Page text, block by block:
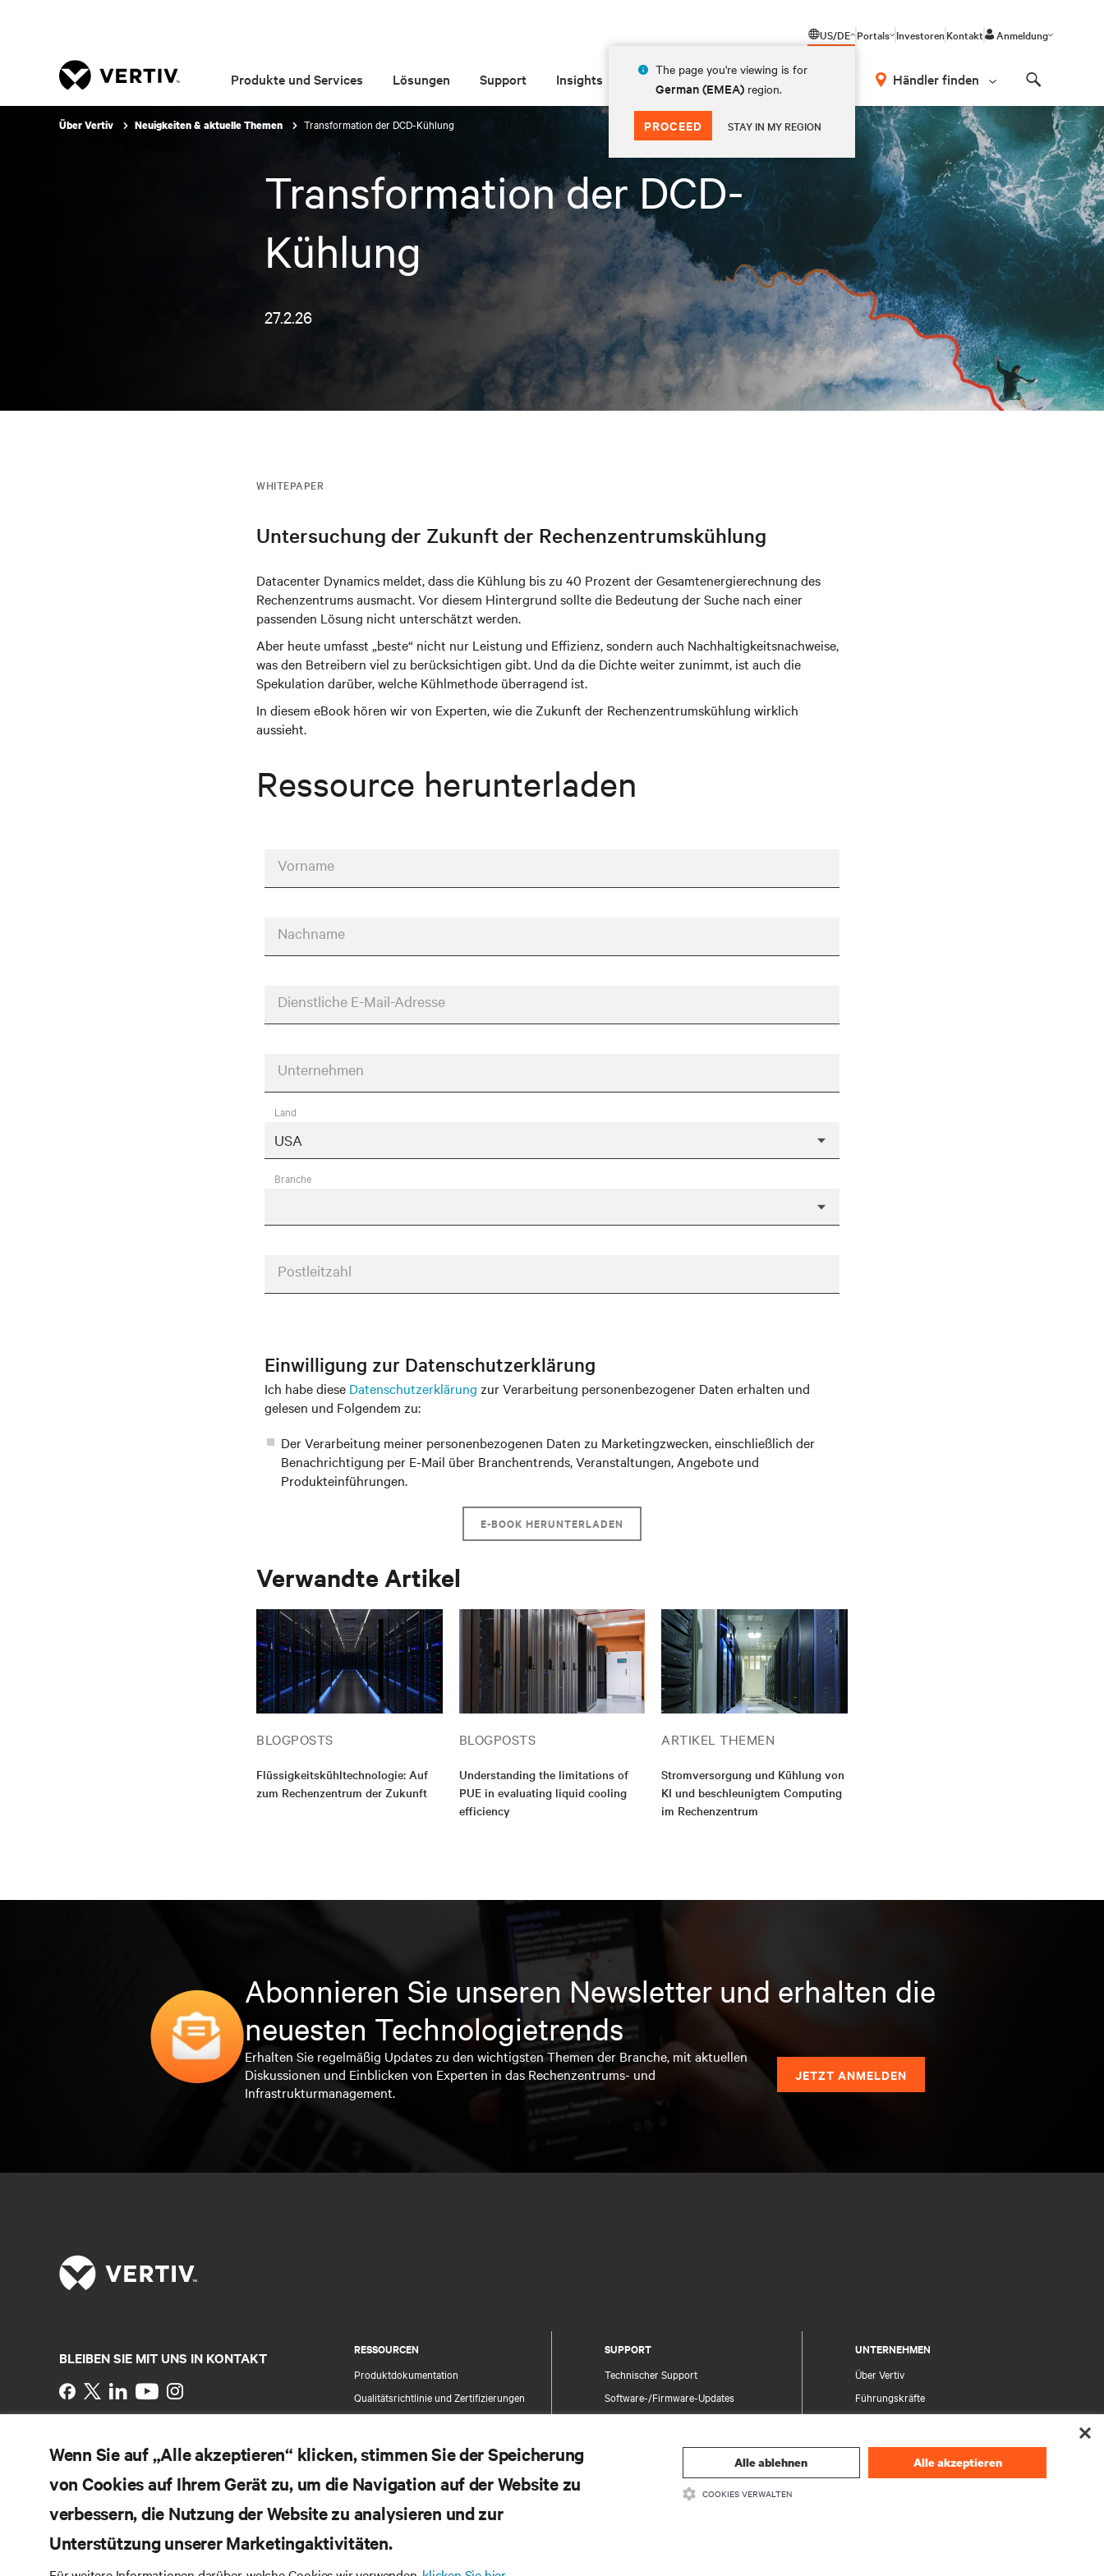
US/DE
The page you're viewing is for
German (EMEA) region.
PROCEED STAY IN MY REGION
Portals InvestorenKontakt Anmeldung
Produkte und Services Lösungen Support Insights Über Vertiv Händler finden
Über Vertiv Neuigkeiten & aktuelle Themen Transformation der DCD-Kühlung
Transformation der DCD-
Kühlung
27.2.26
WHITEPAPER
Untersuchung der Zukunft der Rechenzentrumskühlung
Datacenter Dynamics meldet, dass die Kühlung bis zu 40 Prozent der Gesamtenergierechnung des
Rechenzentrums ausmacht. Vor diesem Hintergrund sollte die Bedeutung der Suche nach einer
passenden Lösung nicht unterschätzt werden.
Aber heute umfasst „beste“ nicht nur Leistung und Effizienz, sondern auch Nachhaltigkeitsnachweise,
was den Betreibern viel zu berücksichtigen gibt. Und da die Dichte weiter zunimmt, ist auch die
Spekulation darüber, welche Kühlmethode überragend ist.
In diesem eBook hören wir von Experten, wie die Zukunft der Rechenzentrumskühlung wirklich
aussieht.
Ressource herunterladen
Vorname
Nachname
Dienstliche E-Mail-Adresse
Unternehmen
Land
Branche
Postleitzahl
Einwilligung zur Datenschutzerklärung
Ich habe diese Datenschutzerklärung zur Verarbeitung personenbezogener Daten erhalten und
gelesen und Folgendem zu:
Der Verarbeitung meiner personenbezogenen Daten zu Marketingzwecken, einschließlich der
Benachrichtigung per E-Mail über Branchentrends, Veranstaltungen, Angebote und
Produkteinführungen.
E-BOOK HERUNTERLADEN
Verwandte Artikel
BLOGPOSTS
Flüssigkeitskühltechnologie: Auf
zum Rechenzentrum der Zukunft
BLOGPOSTS
Understanding the limitations of
PUE in evaluating liquid cooling
efficiency
ARTIKEL THEMEN
Stromversorgung und Kühlung von
KI und beschleunigtem Computing
im Rechenzentrum
Abonnieren Sie unseren Newsletter und erhalten die
neuesten Technologietrends
Erhalten Sie regelmäßig Updates zu den wichtigsten Themen der Branche, mit aktuellen
Diskussionen und Einblicken von Experten in das Rechenzentrums- und
Infrastrukturmanagement.
JETZT ANMELDEN
RESSOURCEN
Produktdokumentation
Qualitätsrichtlinie und Zertifizierungen
Garantieinformationen
Patente
Sitemap
SUPPORT
Technischer Support
Software-/Firmware-Updates
Produktregistrierung
UNTERNEHMEN
Über Vertiv
Führungskräfte
Ethik und Compliance
BLEIBEN SIE MIT UNS IN KONTAKT
Instagram
Datenschutz und Cookies
©2026 Vertiv Group Corp. Alle Rechte vorbehalten.
Wenn Sie auf „Alle akzeptieren“ klicken, stimmen Sie der Speicherung
von Cookies auf Ihrem Gerät zu, um die Navigation auf der Website zu
verbessern, die Nutzung der Website zu analysieren und zur
Unterstützung unserer Marketingaktivitäten.
Alle ablehnen Alle akzeptieren
COOKIES VERWALTEN